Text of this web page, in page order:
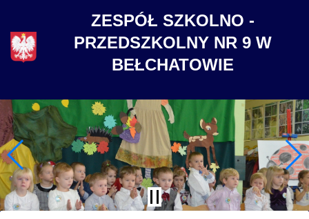
ZESPÓŁ SZKOLNO -
PRZEDSZKOLNY NR 9 W
BEŁCHATOWIE